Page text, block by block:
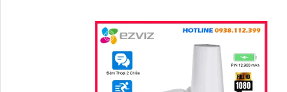
quan sát ban...